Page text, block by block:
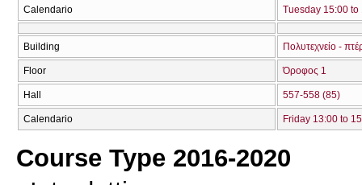
Calendario Tuesday 15:00 to
Building Πολυτεχνείο -
Floor Όροφος 1
Hall 557-558 (85)
Calendario Friday 13:00 to
Course Type 2016-2020